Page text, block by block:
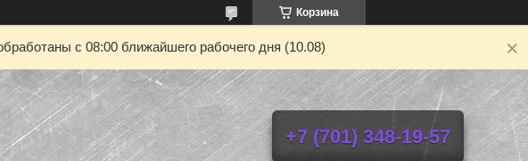
Корзина
с 08:00 ближайшего рабочего дня (10.08)
+7 (701) 348-19-57